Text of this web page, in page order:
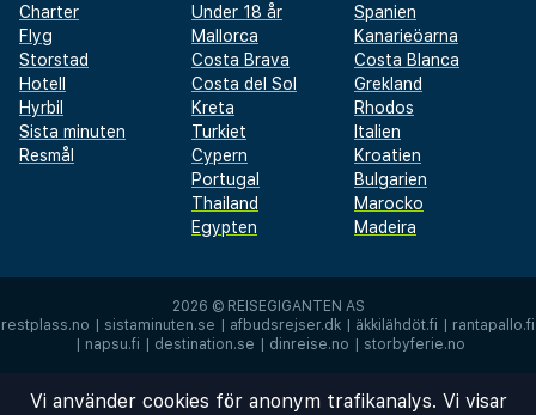
Charter
Flyg
Storstad
Hotell
Hyrbil
Sista minuten
Resmål
Under 18 år
Spanien
Mallorca
Kanarieöarna
Costa Brava
Costa Blanca
Costa del Sol
Grekland
Kreta
Rhodos
Turkiet
Italien
Cypern
Kroatien
Portugal
Bulgarien
Thailand
Marocko
Egypten
Madeira
2026 © REISEGIGANTEN AS
restplass.no
sistaminuten.se afbudsrejser.dk äkkilähdöt.fi
rantapallo.fi
napsu.fi destination.se dinreise.no storbyferie.no
Vi använder cookies för anonym trafikanalys. Vi visar